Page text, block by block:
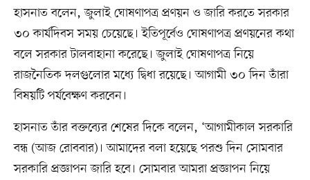
হাসনাত বলেন, জুলাই ঘোষণাপত্র প্রণয়ন ও জারি করতে সরকার
৩০ কার্যদিবস সময় চেয়েছে। ইতিপূর্বেও ঘোষণাপত্র প্রণয়নের কথা
বলে সরকার টালবাহানা করেছে। জুলাই ঘোষণাপত্র নিয়ে
রাজনৈতিক দলগুলোর মধ্যে দ্বিধা রয়েছে। আগামী ৩০ দিন তাঁরা
বিষয়টি পর্যবেক্ষণ করবেন।
হাসনাত তাঁর বক্তব্যের শেষের দিকে বলেন, ‘আগামীকাল সরকারি
বন্ধ (আজ রোববার)। আমাদের বলা হয়েছে পরশু দিন সোমবার
সরকারি প্রজ্ঞাপন জারি হবে। সোমবার আমরা প্রজ্ঞাপন নিয়ে